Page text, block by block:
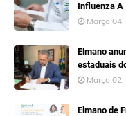
Influenza A
Março
Elmano
estaduais
Março
Elmano de